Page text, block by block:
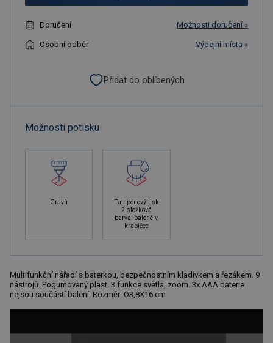
Doručení Možnosti doručení »
Osobní odběr Výdejní místa »
Přidat do oblíbených
Možnosti potisku
Gravír
Tampónový tisk
2-složková
barva, balené v
krabičce
Multifunkční nářadí s baterkou, bezpečnostním kladívkem a řezákem. 9
nástrojů. Pogumovaný plast. 3 funkce světla, zoom. 3x AAA baterie
nejsou součástí balení. Rozměr: O3,8X16 cm